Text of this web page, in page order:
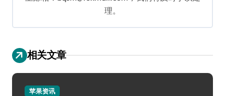
理。
相关文章
苹果资讯